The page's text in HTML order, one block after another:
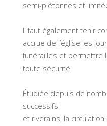
semi-piétonnes et
Il faut également tenir
accrue de l’église les
funérailles et permettre
toute sécurité.
Étudiée depuis de
successifs
et riverains, la